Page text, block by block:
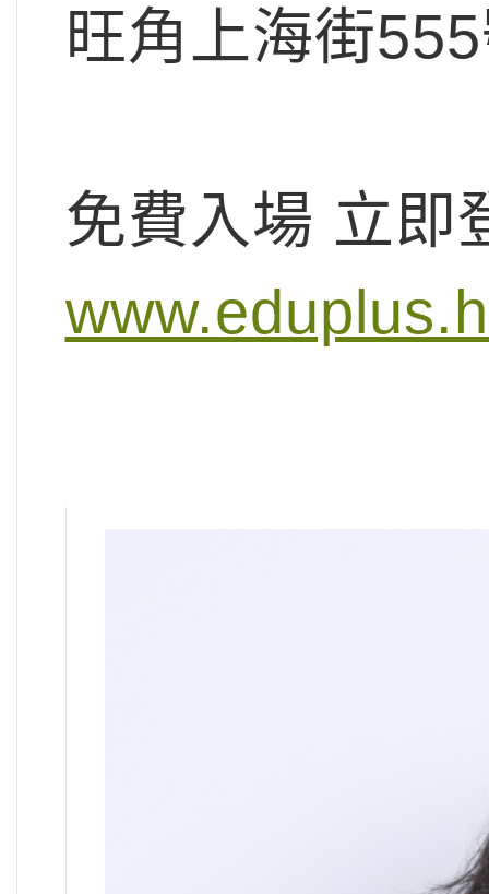
旺角上海街
免費入場 立即